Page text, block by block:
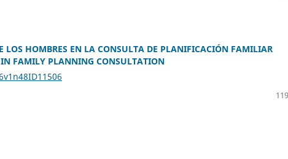
LOS HOMBRES EN LA CONSULTA DE PLANIFICACIÓN FAMILIAR
FAMILY PLANNING CONSULTATION